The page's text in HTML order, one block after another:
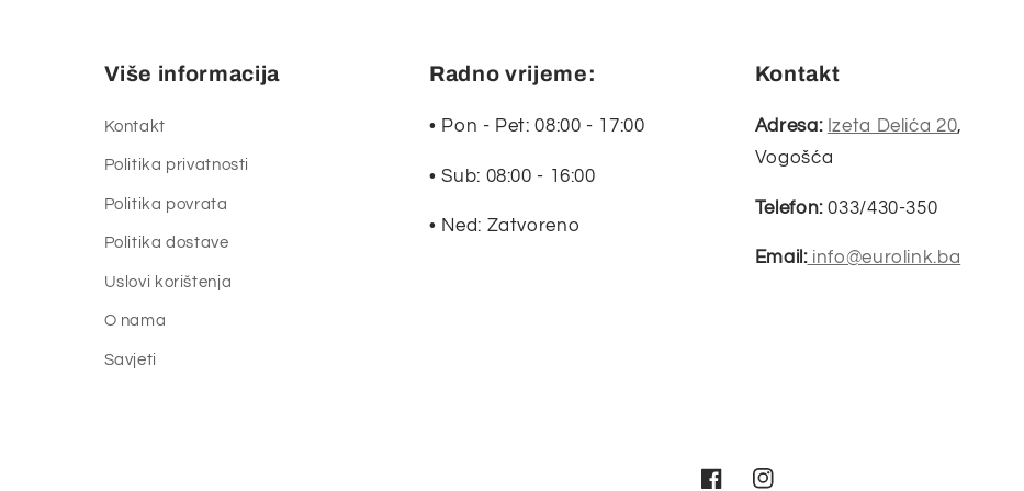
Više informacija
Kontakt
Politika privatnosti
Politika povrata
Politika dostave
Uslovi korištenja
O nama
Savjeti
Radno vrijeme:
• Pon - Pet: 08:00 - 17:00
• Sub: 08:00 - 16:00
• Ned: Zatvoreno
Kontakt
Adresa: Izeta Delića 20,
Vogošća
Telefon:033/430-350
Email:info@eurolink.ba